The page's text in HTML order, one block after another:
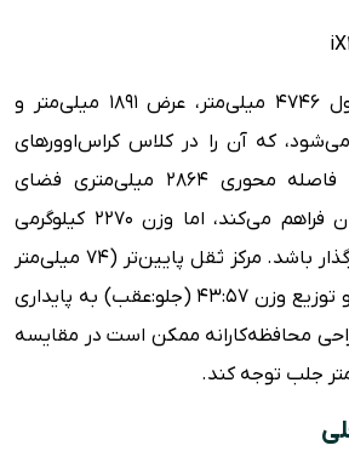
ابعاد خودرو شامل طول 4746 میلی‌متر، عرض 1891 میلی‌متر و
میلی‌متر می‌شود، که آن را در کلاس کراس‌اوورهای
میان‌رده قرار می‌دهد. فاصله محوری 2864 میلی‌متری فضای
مناسبی برای سرنشینان فراهم می‌کند، اما وزن 2270 کیلوگرمی
می‌تواند بر چابکی تأثیرگذار باشد. مرکز ثقل پایین‌تر (74 میلی‌متر
نسبت به X3 بنزینی) و توزیع وزن 43:57 (جلو:عقب) به پایداری
محافظه‌کارانه ممکن است در مقایسه
جلب توجه کند.